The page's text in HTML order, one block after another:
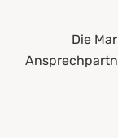
Die